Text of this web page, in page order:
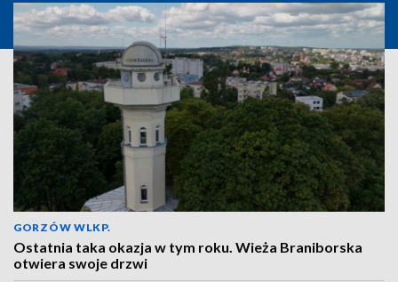
GORZÓW WLKP.
Ostatnia taka okazja w tym roku. Wieża Braniborska
otwiera swoje drzwi